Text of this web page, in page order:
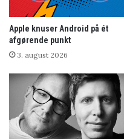
Apple knuser Android på ét
afgørende punkt
3. august 2026